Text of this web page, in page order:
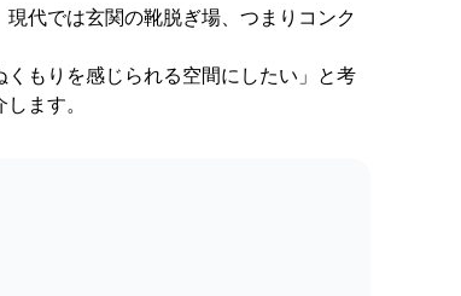
代では玄関の靴脱ぎ場、つまりコンク
もりを感じられる空間にしたい」と考
ます。